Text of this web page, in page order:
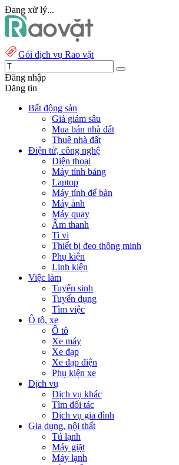
Đang xử lý...
Gói dịch vụ Rao vặt
Đăng nhập
Đăng tin
Bất động sản
Giá giảm sâu
Mua bán nhà đất
Thuê nhà đất
Điện tử, công nghệ
Điện thoại
Máy tính bảng
Laptop
Máy tính để bàn
Máy ảnh
Máy quay
Âm thanh
Ti vi
Thiết bị đeo thông minh
Phụ kiện
Linh kiện
Việc làm
Tuyển sinh
Tuyển dụng
Tìm việc
Ô tô, xe
Ô tô
Xe máy
Xe đạp
Xe đạp điện
Phụ kiện xe
Dịch vụ
Dịch vụ khác
Tìm đối tác
Dịch vụ gia đình
Gia dụng, nội thất
Tủ lạnh
Máy giặt
Máy lạnh